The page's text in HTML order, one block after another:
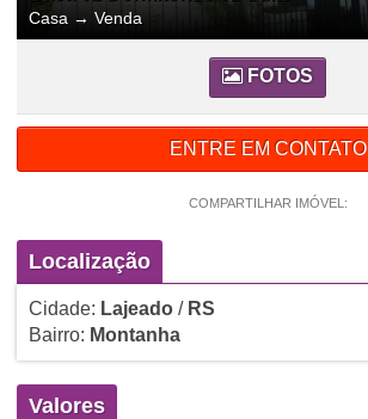
Casa → Venda
FOTOS
ENTRE EM CONTATO
COMPARTILHAR IMÓVEL:
Localização
Cidade: Lajeado/ RS
Bairro: Montanha
Valores